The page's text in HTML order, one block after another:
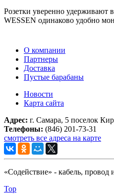
Розетки уверенно удерживают
WESSEN одинаково удобно
О компании
Партнеры
Доставка
Пустые барабаны
Новости
Карта сайта
Адрес: г. Самара, 5 поселок
Телефоны: (846) 201-73-31
смотреть все адреса на карте
«Содействие» - кабель,
Top